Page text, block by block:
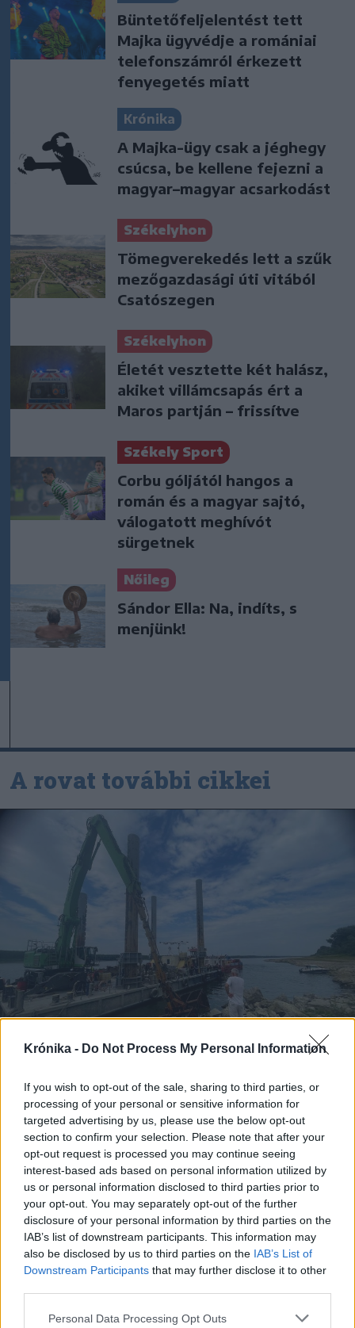
Krónika - Do Not Process My Personal Information
If you wish to opt-out of the sale, sharing to third parties, or
processing of your personal or sensitive information for
targeted advertising by us, please use the below opt-out
section to confirm your selection. Please note that after your
opt-out request is processed you may continue seeing
interest-based ads based on personal information utilized by
us or personal information disclosed to third parties prior to
your opt-out. You may separately opt-out of the further
disclosure of your personal information by third parties on the
IAB’s list of downstream participants. This information may
also be disclosed by us to third parties on the IAB’s List of
Downstream Participants that may further disclose it to other
Personal Data Processing Opt Outs
Büntetőfeljelentést tett
Majka ügyvédje a romániai
telefonszámról érkezett
fenyegetés miatt
Krónika
A Majka-ügy csak a jéghegy
csúcsa, be kellene fejezni a
magyar–magyar acsarkodást
Székelyhon
Tömegverekedés lett a szűk
mezőgazdasági úti vitából
Csatószegen
Székelyhon
Életét vesztette két halász,
akiket villámcsapás ért a
Maros partján – frissítve
Székely Sport
Corbu góljától hangos a
román és a magyar sajtó,
válogatott meghívót
sürgetnek
Nőileg
Sándor Ella: Na, indíts, s
menjünk!
A rovat további cikkei
2026. augusztus 06., csütörtök
Négy éve süllyesztőben a Duna
vízhozamát növelő akcióterv, most
persze ismét „felmerült”